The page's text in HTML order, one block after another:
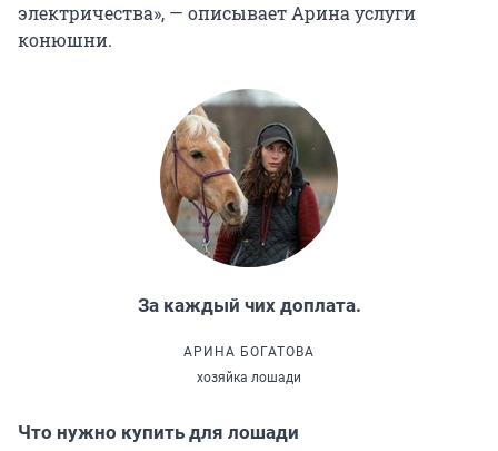
электричества», — описывает Арина услуги
конюшни.
За каждый чих доплата.
АРИНА БОГАТОВА
хозяйка лошади
Что нужно купить для лошади